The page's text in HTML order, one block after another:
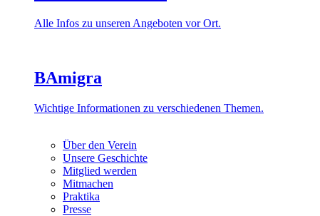
Alle Infos zu unseren Angeboten vor Ort.
BAmigra
Wichtige Informationen zu verschiedenen Themen.
Über den Verein
Unsere Geschichte
Mitglied werden
Mitmachen
Praktika
Presse